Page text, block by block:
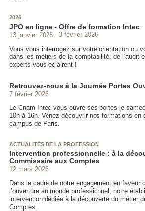
2026
JPO en ligne - Offre de formation Intec
13 janvier 2026
3 février 2026
Vous vous interrogez sur votre orientation ou
dans les métiers de la comptabilité, de l’audit
experts vous éclairent !
Retrouvez-nous à la Journée Portes
7 février 2026
Le Cnam Intec vous ouvre ses portes le
10h à 16h. Venez découvrir nos formations en
campus de Paris.
ACTUALITÉS DE LA PROFESSION
Intervention professionnelle : à la
Commissaire aux Comptes
12 mars 2026
Dans le cadre de notre engagement en faveur
l’ouverture au monde professionnel, notre
intervention dédiée à la découverte du métier
Comptes.